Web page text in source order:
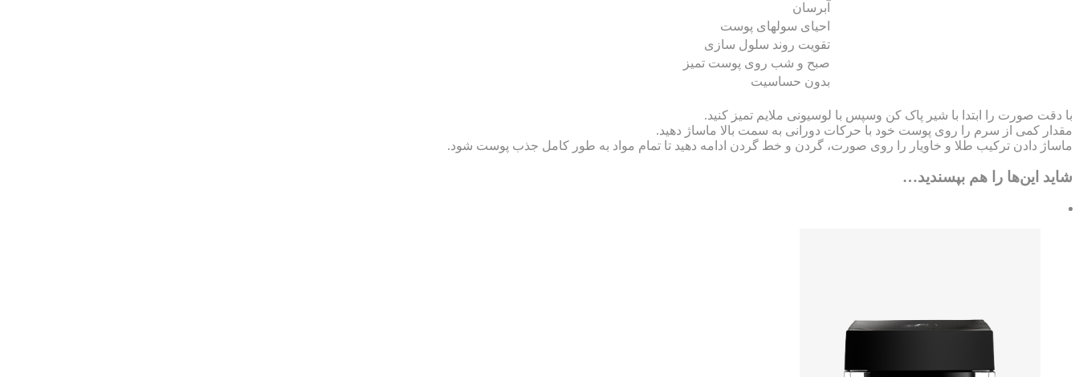
آبرسان
احیای سولهای پوست
تقویت روند سلول سازی
صبح و شب روی پوست تمیز
بدون حساسیت
با دقت صورت را ابتدا با شیر پاک کن وسپس با لوسیونی ملایم تمیز کنید.
مقدار کمی از سرم را روی پوست خود با حرکات دورانی به سمت بالا ماساژ دهید.
ماساژ دادن ترکیب طلا و خاویار را روی صورت، گردن و خط گردن ادامه دهید تا تمام مواد به طور کامل جذب پوست شود.
شاید این‌ها را هم بپسندید…